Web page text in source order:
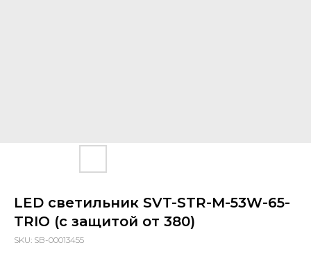
LED светильник SVT-STR-M-53W-65-
TRIO (с защитой от 380)
SKU: SB-00013455